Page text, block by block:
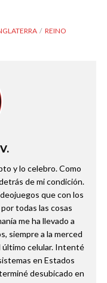
REINO
y lo celebro. Como
de mi condición.
que con los
todas las cosas
me ha llevado a
siempre a la merced
último celular. Intenté
en Estados
desubicado en